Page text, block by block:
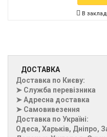
В
ДОСТАВКА
Доставка по Києву:
➤ Служба перевізника
➤ Адресна доставка
➤ Самовивезення
Доставка по Україні:
Одеса, Харьків, Дніпро,